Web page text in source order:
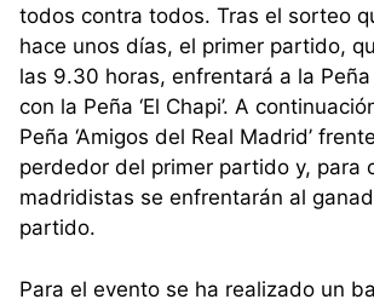
todos contra todos. Tras el sorteo
hace unos días, el primer partido,
las 9.30 horas, enfrentará a la
con la Peña ‘El Chapi’. A
Peña ‘Amigos del Real Madrid’
perdedor del primer partido y, para
madridistas se enfrentarán al
partido.
Para el evento se ha realizado un